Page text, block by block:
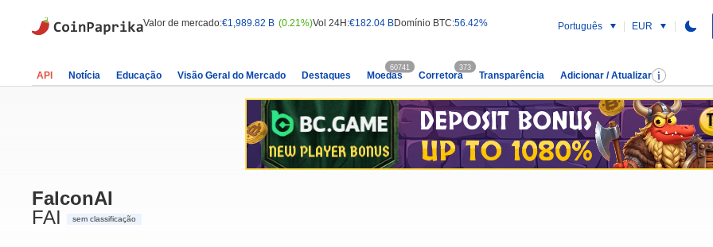
Valor de mercado:€1,989.82 B (0.21%)Vol 24H:€182.04 BDomínio BTC:56.42% Português EUR
API Notícia Educação Visão Geral do Mercado Destaques Moedas
60741
Corretora
373
Transparência Adicionar / Atualizar
FalconAI
FAI
sem classificação